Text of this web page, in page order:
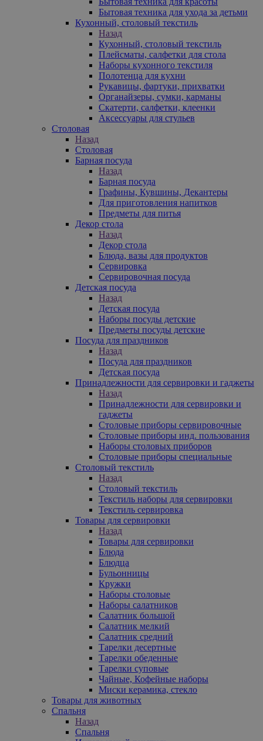
Бытовая техника для ухода за детьми
Кухонный, столовый текстиль
Назад
Кухонный, столовый текстиль
Плейсматы, салфетки для стола
Наборы кухонного текстиля
Полотенца для кухни
Рукавицы, фартуки, прихватки
Органайзеры, сумки, карманы
Скатерти, салфетки, клеенки
Аксессуары для стульев
Столовая
Назад
Столовая
Барная посуда
Назад
Барная посуда
Графины, Кувшины, Декантеры
Для приготовления напитков
Предметы для питья
Декор стола
Назад
Декор стола
Блюда, вазы для продуктов
Сервировка
Сервировочная посуда
Детская посуда
Назад
Детская посуда
Наборы посуды детские
Предметы посуды детские
Посуда для праздников
Назад
Посуда для праздников
Детская посуда
Принадлежности для сервировки и гаджеты
Назад
Принадлежности для сервировки и
гаджеты
Столовые приборы сервировочные
Столовые приборы инд. пользования
Наборы столовых приборов
Столовые приборы специальные
Столовый текстиль
Назад
Столовый текстиль
Текстиль наборы для сервировки
Текстиль сервировка
Товары для сервировки
Назад
Товары для сервировки
Блюда
Блюдца
Бульонницы
Кружки
Наборы столовые
Наборы салатников
Салатник большой
Салатник мелкий
Салатник средний
Тарелки десертные
Тарелки обеденные
Тарелки суповые
Чайные, Кофейные наборы
Миски керамика, стекло
Товары для животных
Спальня
Назад
Спальня